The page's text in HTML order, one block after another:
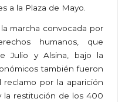
a la Plaza de Mayo.
marcha convocada por
humanos, que
Julio y Alsina, bajo la
también fueron
reclamo por la aparición
la restitución de los 400